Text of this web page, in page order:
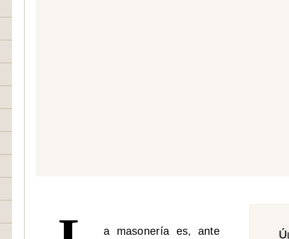
a masonería es, ante